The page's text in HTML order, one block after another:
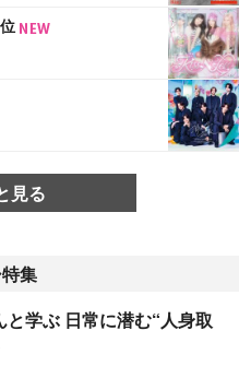
見る
集
と学ぶ 日常に潜む“人身取